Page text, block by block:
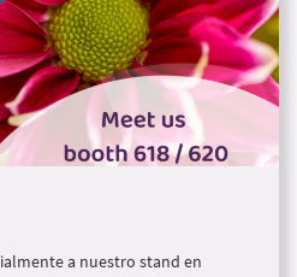
a nuestro stand en